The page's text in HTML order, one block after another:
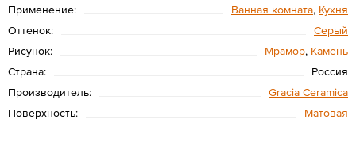
Применение:
Ванная комната, Кухня
Оттенок:
Серый
Рисунок:
Мрамор, Камень
Страна:
Россия
Производитель:
Gracia Ceramica
Поверхность:
Матовая